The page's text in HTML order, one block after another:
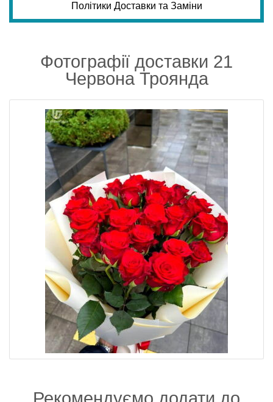
Політики Доставки та Заміни
Фотографії доставки 21
Червона Троянда